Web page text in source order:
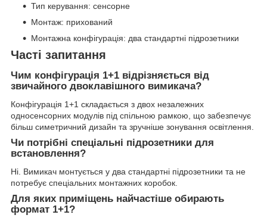
Тип керування: сенсорне
Монтаж: прихований
Монтажна конфігурація: два стандартні підрозетники
Часті запитання
Чим конфігурація 1+1 відрізняється від
звичайного двоклавішного вимикача?
Конфігурація 1+1 складається з двох незалежних
односенсорних модулів під спільною рамкою, що забезпечує
більш симетричний дизайн та зручніше зонування освітлення.
Чи потрібні спеціальні підрозетники для
встановлення?
Ні. Вимикач монтується у два стандартні підрозетники та не
потребує спеціальних монтажних коробок.
Для яких приміщень найчастіше обирають
формат 1+1?